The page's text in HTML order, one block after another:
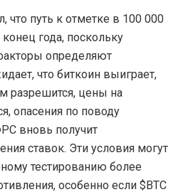
что путь к отметке в 100 000
года, поскольку
определяют
что биткоин выиграет,
разрешится, цены на
опасения по поводу
вновь получит
ставок. Эти условия могут
тестированию более
особенно если $BTC